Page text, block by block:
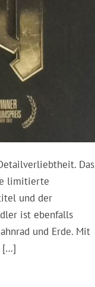
Das
limitierte
und der
ist ebenfalls
und Erde. Mit
[…]